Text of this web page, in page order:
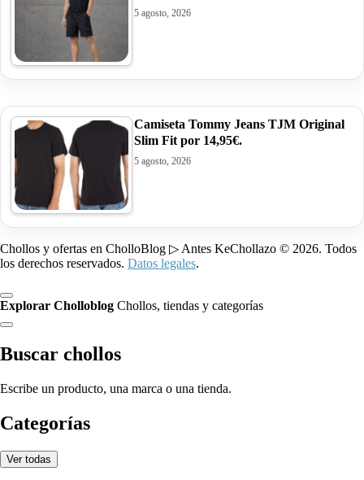
5 agosto, 2026
Camiseta Tommy Jeans TJM Original
Slim Fit por 14,95€.
5 agosto, 2026
Chollos y ofertas en CholloBlog ▷ Antes KeChollazo © 2026. Todos
los derechos reservados. Datos legales.
Explorar Cholloblog Chollos, tiendas y categorías
Buscar chollos
Escribe un producto, una marca o una tienda.
Categorías
Ver todas